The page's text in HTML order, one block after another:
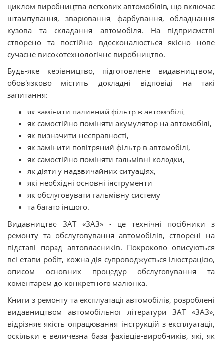
циклом виробництва легкових автомобілів, що включає
штампування, зварювання, фарбування, обладнання
кузова та складання автомобіля. На підприємстві
створено та постійно вдосконалюється якісно нове
сучасне високотехнологічне виробництво.
Будь-яке керівництво, підготовлене видавництвом,
обов'язково містить докладні відповіді на такі
запитання:
як замінити паливний фільтр в автомобілі,
як самостійно поміняти акумулятор на автомобілі,
як визначити несправності,
як замінити повітряний фільтр в автомобілі,
як самостійно поміняти гальмівні колодки,
як діяти у надзвичайних ситуаціях,
які необхідні основні інструменти
як обслуговувати гальмівну систему
та багато іншого.
Видавництво ЗАТ «ЗАЗ» - це технічні посібники з
ремонту та обслуговування автомобілів, створені на
підставі порад автовласників. Покроково описуються
всі етапи робіт, кожна дія супроводжується ілюстрацією,
описом основних процедур обслуговування та
коментарем до конкретного малюнка.
Книги з ремонту та експлуатації автомобілів, розроблені
видавництвом автомобільної літератури ЗАТ «ЗАЗ»,
відрізняє якість опрацювання інструкцій з експлуатації,
оскільки є величезна база фахівців-виробників, які, як